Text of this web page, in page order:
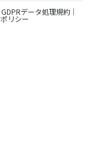
GDPRデータ処理規約
リシー